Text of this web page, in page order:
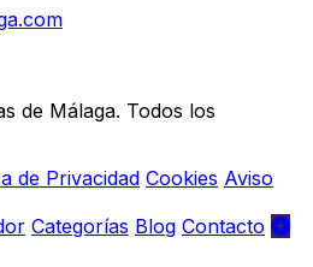
de Málaga. Todos los
de Privacidad Cookies Aviso
Categorías Blog Contacto